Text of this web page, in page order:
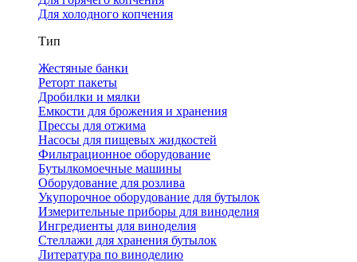
Для холодного копчения
Тип
Жестяные банки
Реторт пакеты
Дробилки и мялки
Емкости для брожения и хранения
Прессы для отжима
Насосы для пищевых жидкостей
Фильтрационное оборудование
Бутылкомоечные машины
Оборудование для розлива
Укупорочное оборудование для бутылок
Измерительные приборы для виноделия
Ингредиенты для виноделия
Стеллажи для хранения бутылок
Литература по виноделию